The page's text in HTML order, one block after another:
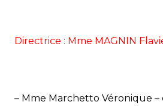
Directrice : Mme MAGNIN
– Mme Marchetto Véronique –